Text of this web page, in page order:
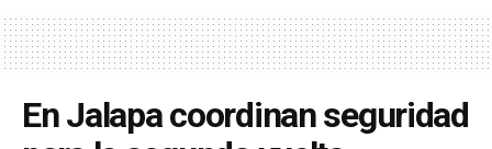
En Jalapa coordinan seguridad